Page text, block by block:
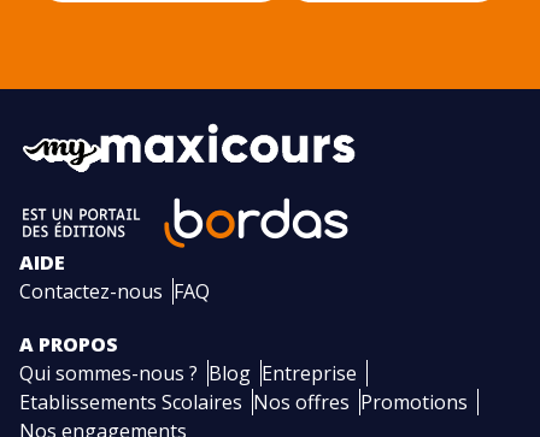
AIDE
Contactez-nous FAQ
A PROPOS
Qui sommes-nous ? Blog Entreprise
Etablissements Scolaires Nos offres Promotions
Nos engagements